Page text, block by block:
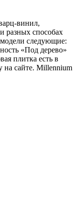
винил,
разных способах
модели следующие:
«Под дерево»
плитка есть в
сайте. Millennium